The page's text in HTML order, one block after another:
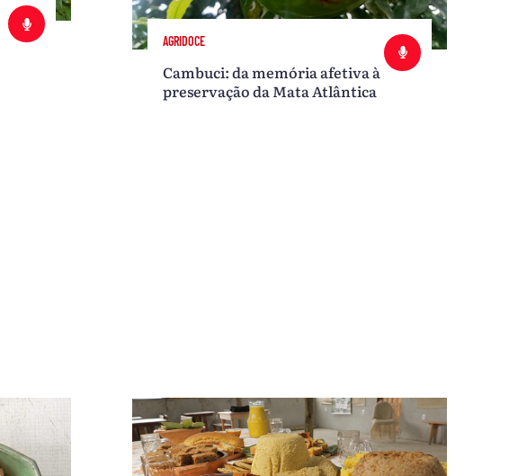
AGRIDOCE
Cambuci: da memória afetiva à
preservação da Mata Atlântica